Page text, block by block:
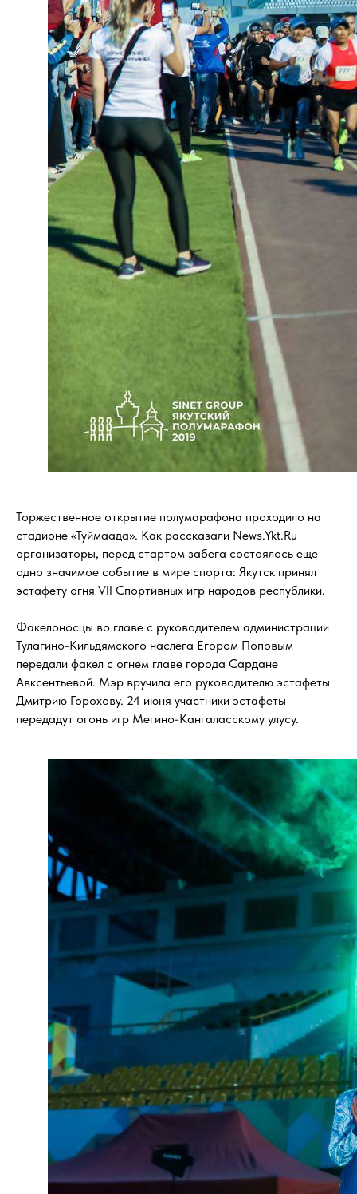
Торжественное открытие полумарафона проходило на
стадионе «Туймаада». Как рассказали News.Ykt.Ru
организаторы, перед стартом забега состоялось еще
одно значимое событие в мире спорта: Якутск принял
эстафету огня VII Спортивных игр народов республики.
Факелоносцы во главе с руководителем администрации
Тулагино-Кильдямского наслега Егором Поповым
передали факел с огнем главе города Сардане
Авксентьевой. Мэр вручила его руководителю эстафеты
Дмитрию Горохову. 24 июня участники эстафеты
передадут огонь игр Мегино-Кангаласскому улусу.